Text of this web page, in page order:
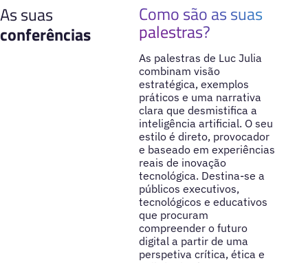
As suas
conferências
Como são as suas
palestras?
As palestras de Luc Julia
combinam visão
estratégica, exemplos
práticos e uma narrativa
clara que desmistifica a
inteligência artificial. O seu
estilo é direto, provocador
e baseado em experiências
reais de inovação
tecnológica. Destina-se a
públicos executivos,
tecnológicos e educativos
que procuram
compreender o futuro
digital a partir de uma
perspetiva crítica, ética e